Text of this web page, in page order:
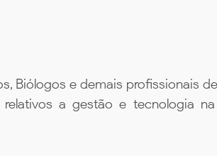
Biólogos e demais profissionais
a gestão e tecnologia